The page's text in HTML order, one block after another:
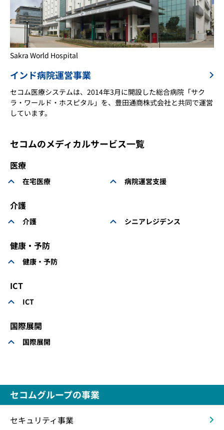
Sakra World Hospital
インド病院運営事業
セコム医療システムは、2014年3月に開設した総合病院「サク
ラ・ワールド・ホスピタル」を、豊田通商株式会社と共同で運営
しています。
セコムのメディカルサービス一覧
医療
在宅医療 病院運営支援
介護
介護 シニアレジデンス
健康・予防
健康・予防
ICT
ICT
国際展開
国際展開
セコムグループの事業
セキュリティ事業